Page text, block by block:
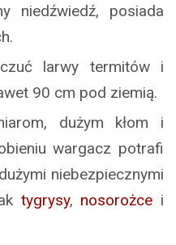
niedźwiedź, posiada
larwy termitów i
90 cm pod ziemią.
dużym kłom i
wargacz potrafi
niebezpiecznymi
tygrysy, nosorożce i